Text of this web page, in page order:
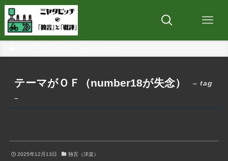
テーマがＯＦ（number18が失念）
– tag
–
2025年12月13日 独言（洋楽）